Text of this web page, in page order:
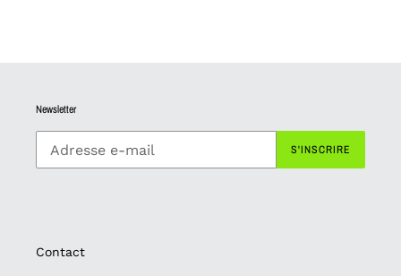
Newsletter
S'INSCRIRE
Contact